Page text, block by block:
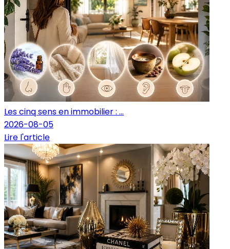
Les cinq sens en immobilier : ...
2026-08-05
Lire l'article